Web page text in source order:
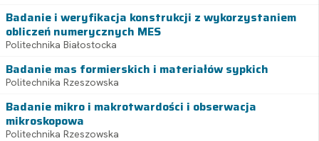
Badanie i weryfikacja konstrukcji z wykorzystaniem
obliczeń numerycznych MES
Politechnika Białostocka
Badanie mas formierskich i materiałów sypkich
Politechnika Rzeszowska
Badanie mikro i makrotwardości i obserwacja
mikroskopowa
Politechnika Rzeszowska